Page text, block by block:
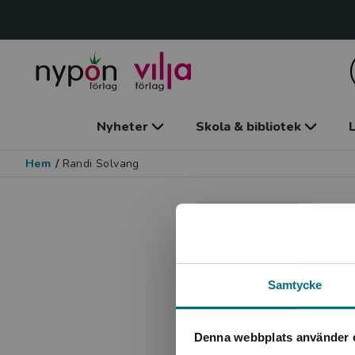
Samtycke
Denna webbplats använder
Nyheter Skola & bibliotek
Hem / Randi Solvang